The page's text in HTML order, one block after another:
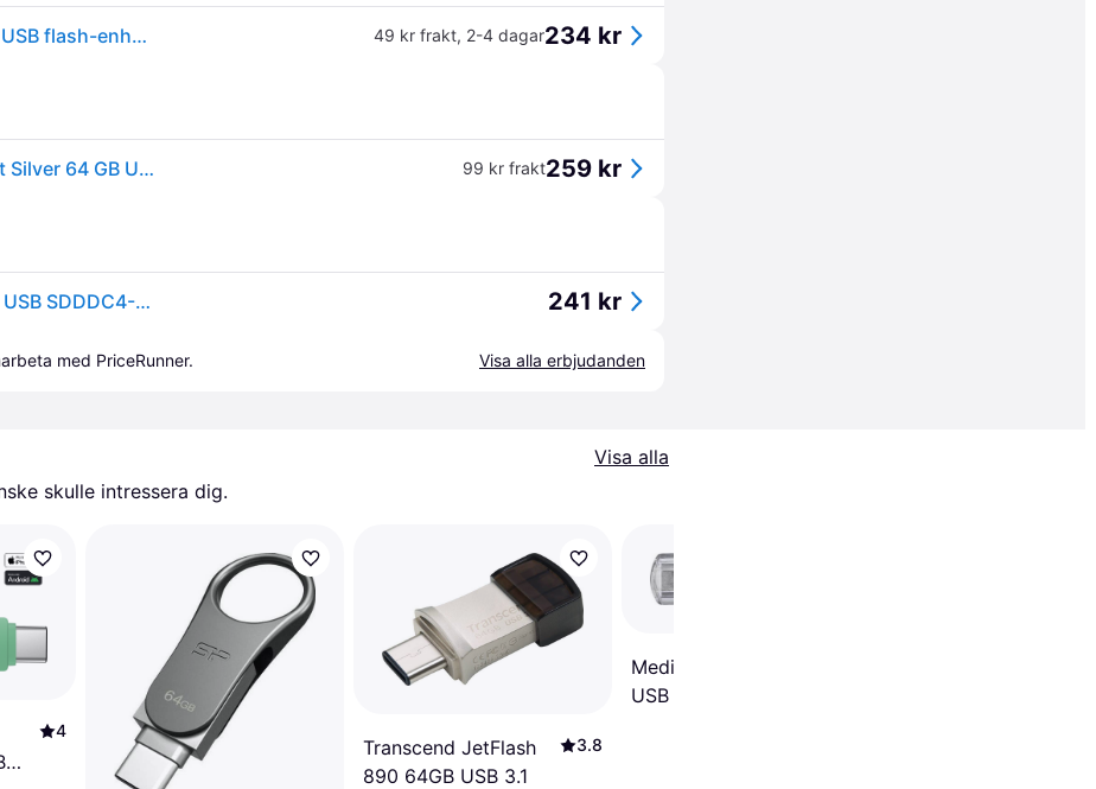
(ComputerSalg) SanDisk Ultra Dual Drive Luxe - USB flash-enhet - 64 GB - USB 3.2 Gen 1 / USB-C 49 kr frakt, 2-4 dagar234 kr
SanDisk Ultra Dual Luxe USB-minne Mobil/Tablet Silver 64 GB USB-C® (USB 3.2 Gen 1) 99 kr frakt259 kr
SanDisk Ultra Dual Drive Luxe USB-sticka 64 GB USB SDDDC4-064G-G46 241 kr
med PriceRunner. Visa alla erbjudanden
Visa alla
skulle intressera dig.
4
Transcend JetFlash
890 64GB USB 3.1
3.8
MediaRange MR937 64GB
USB 3.1 Type-A/Type-C